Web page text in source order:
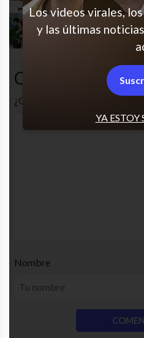
Imposible no
Comentarios
¿Cuál es tu opinión? Comenta!
Nombre
YA ESTOY
Los videos virales,
y las últimas